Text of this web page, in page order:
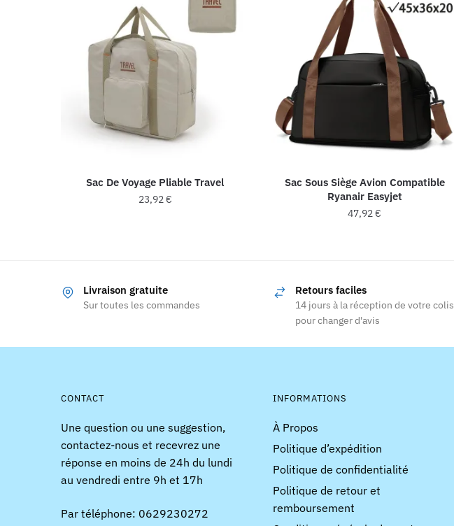
Sac De Voyage Pliable Travel
23,92€
variations.
peuvent
page
du
produit
Sac Sous Siège Avion Compatible
Ryanair Easyjet
47,92€
plusieurs
variations.
Les
options
page
du
produit
Livraison gratuite
Sur toutes les commandes
Retours faciles
14 jours à la réception de votre colis
pour changer d'avis
CONTACT
Une question ou une suggestion,
contactez-nous et recevrez une
réponse en moins de 24h du lundi
au vendredi entre 9h et 17h
Par téléphone: 0629230272
INFORMATIONS
À Propos
Politique d’expédition
Politique de confidentialité
Politique de retour et
remboursement